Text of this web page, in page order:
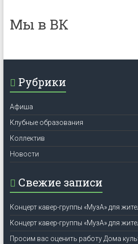
Мы в ВК
Рубрики
Афиша
Клубные образования
Коллектив
Новости
Свежие записи
Концерт кавер-группы «МузА» для
Концерт кавер-группы «МузА» для
Просим вас оценить работу Дома